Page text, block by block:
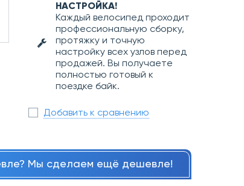
НАСТРОЙКА!
Каждый велосипед проходит
профессиональную сборку,
протяжку и точную
настройку всех узлов перед
продажей. Вы получаете
полностью готовый к
поездке байк.
Добавить к сравнению
Мы сделаем ещё дешевле!